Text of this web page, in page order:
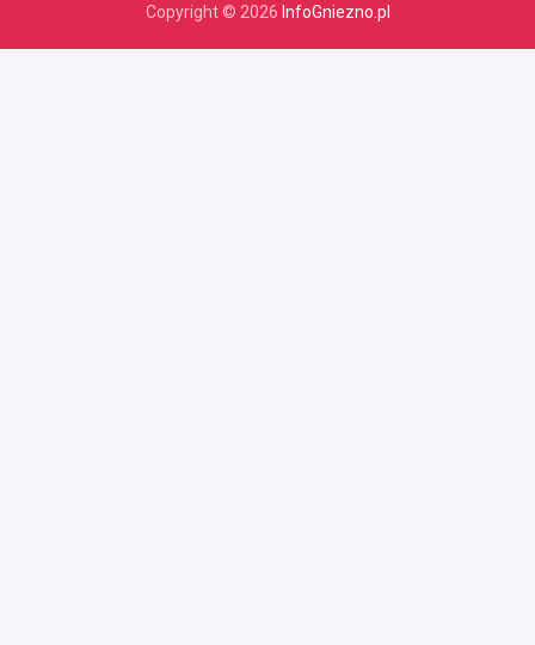
Copyright © 2026 InfoGniezno.pl